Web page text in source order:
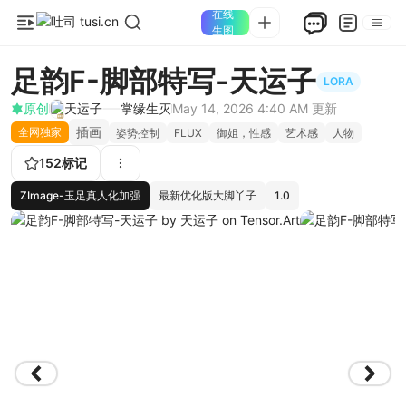
在线
生图
足韵F-脚部特写-天运子 LORA
原创 天运子 掌缘生灭May 14, 2026 4:40 AM 更新
全网独家 插画 姿势控制 FLUX 御姐，性感 艺术感 人物
152标记
ZImage-玉足真人化加强 最新优化版大脚丫子 1.0